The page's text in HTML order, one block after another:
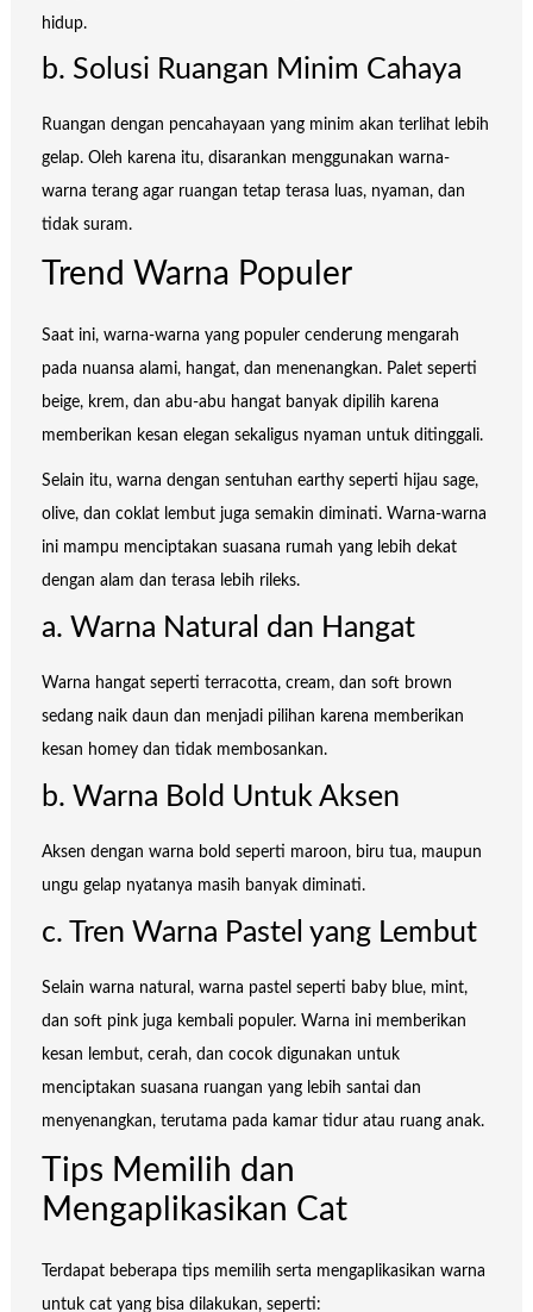
hidup.
b. Solusi Ruangan Minim Cahaya
Ruangan dengan pencahayaan yang minim akan terlihat lebih
gelap. Oleh karena itu, disarankan menggunakan warna-
warna terang agar ruangan tetap terasa luas, nyaman, dan
tidak suram.
Trend Warna Populer
Saat ini, warna-warna yang populer cenderung mengarah
pada nuansa alami, hangat, dan menenangkan. Palet seperti
beige, krem, dan abu-abu hangat banyak dipilih karena
memberikan kesan elegan sekaligus nyaman untuk ditinggali.
Selain itu, warna dengan sentuhan earthy seperti hijau sage,
olive, dan coklat lembut juga semakin diminati. Warna-warna
ini mampu menciptakan suasana rumah yang lebih dekat
dengan alam dan terasa lebih rileks.
a. Warna Natural dan Hangat
Warna hangat seperti terracotta, cream, dan soft brown
sedang naik daun dan menjadi pilihan karena memberikan
kesan homey dan tidak membosankan.
b. Warna Bold Untuk Aksen
Aksen dengan warna bold seperti maroon, biru tua, maupun
ungu gelap nyatanya masih banyak diminati.
c. Tren Warna Pastel yang Lembut
Selain warna natural, warna pastel seperti baby blue, mint,
dan soft pink juga kembali populer. Warna ini memberikan
kesan lembut, cerah, dan cocok digunakan untuk
menciptakan suasana ruangan yang lebih santai dan
menyenangkan, terutama pada kamar tidur atau ruang anak.
Tips Memilih dan
Mengaplikasikan Cat
Terdapat beberapa tips memilih serta mengaplikasikan warna
untuk cat yang bisa dilakukan, seperti: